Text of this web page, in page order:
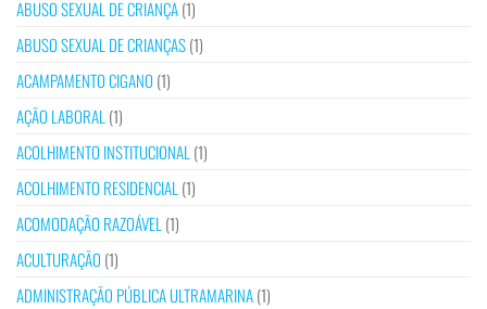
ABUSO SEXUAL DE CRIANÇA(1)
ABUSO SEXUAL DE CRIANÇAS(1)
ACAMPAMENTO CIGANO (1)
AÇÃO LABORAL (1)
ACOLHIMENTO INSTITUCIONAL (1)
ACOLHIMENTO RESIDENCIAL (1)
ACOMODAÇÃO RAZOÁVEL (1)
ACULTURAÇÃO (1)
ADMINISTRAÇÃO PÚBLICA ULTRAMARINA(1)